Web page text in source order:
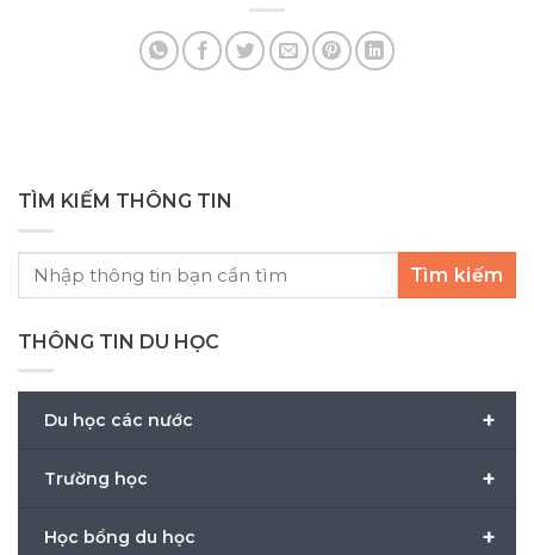
TÌM KIẾM THÔNG TIN
Tìm kiếm
THÔNG TIN DU HỌC
+
Du học các nước
+
Trường học
+
Học bổng du học